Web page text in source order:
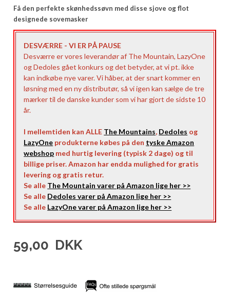
Få den perfekte skønhedssøvn med disse sjove og flot
designede sovemasker
DESVÆRRE - VI ER PÅ PAUSE
Desværre er vores leverandør af The Mountain, LazyOne
og Dedoles gået konkurs og det betyder, at vi pt. ikke
kan indkøbe nye varer. Vi håber, at der snart kommer en
løsning med en ny distributør, så vi igen kan sælge de tre
mærker til de danske kunder som vi har gjort de sidste 10
år.
I mellemtiden kan ALLE The Mountains, Dedoles og
LazyOne produkterne købes på den tyske Amazon
webshop med hurtig levering (typisk 2 dage) og til
billige priser. Amazon har endda mulighed for gratis
levering og gratis retur.
Se alle The Mountain varer på Amazon lige her >>
Se alle Dedoles varer på Amazon lige her >>
Se alle LazyOne varer på Amazon lige her >>
59,00 DKK